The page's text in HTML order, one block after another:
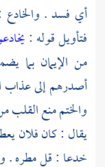
أي فسد . والخادع
فتأويل قوله :
من الإيمان بما
أصدرهم إلى عذاب
والختم منع
يقال : كان فلان
خدعا : قل مطره .